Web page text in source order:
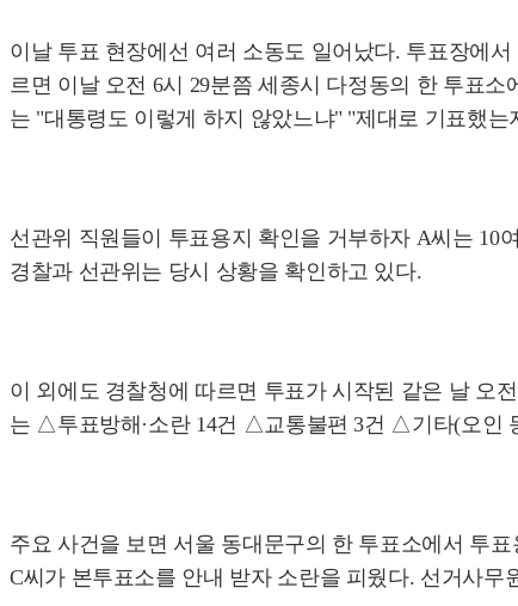
이날 투표 현장에선 여러 소동도 일어났다. 투표장에
르면 이날 오전 6시 29분쯤 세종시 다정동의 한 투표
는 "대통령도 이렇게 하지 않았느냐" "제대로 기표했
선관위 직원들이 투표용지 확인을 거부하자 A씨는 10
경찰과 선관위는 당시 상황을 확인하고 있다.
이 외에도 경찰청에 따르면 투표가 시작된 같은 날 오
는 △투표방해·소란 14건 △교통불편 3건 △기타(오인
주요 사건을 보면 서울 동대문구의 한 투표소에서 투
C씨가 본투표소를 안내 받자 소란을 피웠다. 선거사